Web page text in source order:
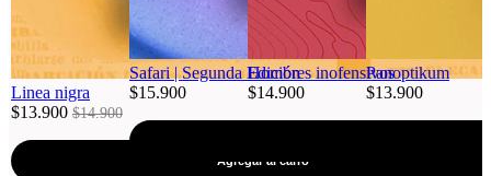
Linea nigra
$13.900 $14.900
Agregar al carro
Safari | Segunda Edición
$15.900
Hombres inofensivos
$14.900
Panoptikum
$13.900